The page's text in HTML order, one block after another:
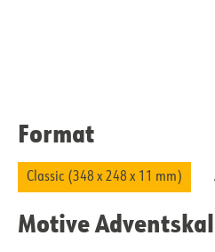
Format
Classic (348 x 248 x 11 mm)
Motive